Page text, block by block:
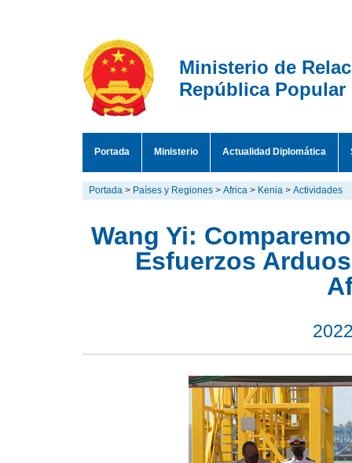
Ministerio de
República Popular
Portada Ministerio Actualidad Diplomática
Portada > Países y Regiones > Africa > Kenia > Actividades
Wang Yi:
Esfuerzos